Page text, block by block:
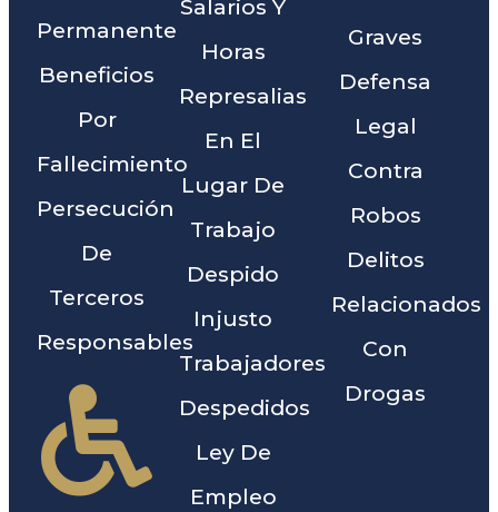
Permanente
Beneficios
Por
Fallecimiento
Persecución
De
Terceros
Responsables
Salarios Y
Horas
Represalias
En El
Lugar De
Trabajo
Despido
Injusto
Trabajadores
Despedidos
Ley De
Empleo
Graves
Defensa
Legal
Contra
Robos
Delitos
Relacionados
Con
Drogas